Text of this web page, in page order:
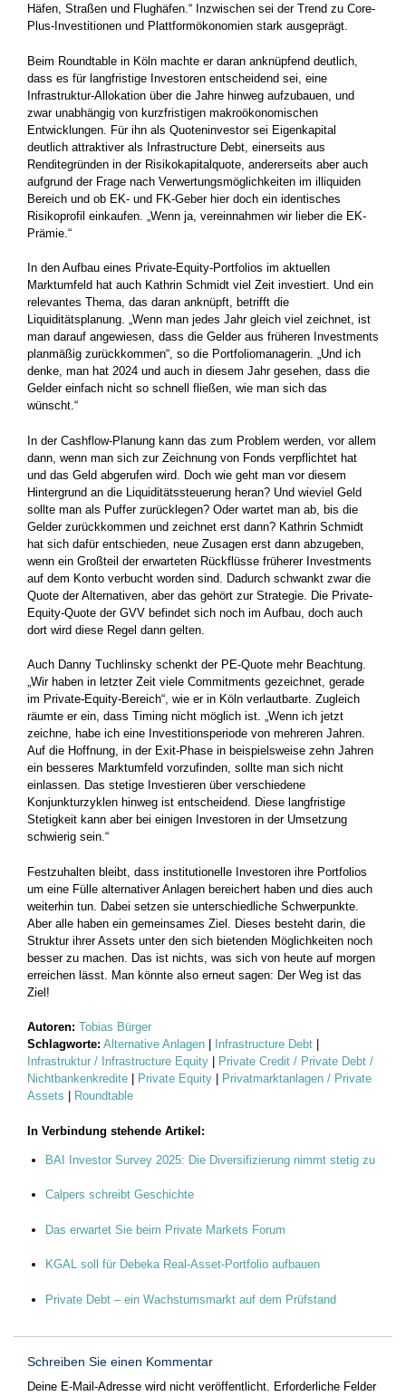
Häfen, Straßen und Flughäfen.“ Inzwischen sei der Trend zu Core-
Plus-Investitionen und Plattformökonomien stark ausgeprägt.
Beim Roundtable in Köln machte er daran anknüpfend deutlich,
dass es für langfristige Investoren entscheidend sei, eine
Infrastruktur-Allokation über die Jahre hinweg aufzubauen, und
zwar unabhängig von kurzfristigen makroökonomischen
Entwicklungen. Für ihn als Quoteninvestor sei Eigenkapital
deutlich attraktiver als Infrastructure Debt, einerseits aus
Renditegründen in der Risikokapitalquote, andererseits aber auch
aufgrund der Frage nach Verwertungsmöglichkeiten im illiquiden
Bereich und ob EK- und FK-Geber hier doch ein identisches
Risikoprofil einkaufen. „Wenn ja, vereinnahmen wir lieber die EK-
Prämie.“
In den Aufbau eines Private-Equity-Portfolios im aktuellen
Marktumfeld hat auch Kathrin Schmidt viel Zeit investiert. Und ein
relevantes Thema, das daran anknüpft, betrifft die
Liquiditätsplanung. „Wenn man jedes Jahr gleich viel zeichnet, ist
man darauf angewiesen, dass die Gelder aus früheren Investments
planmäßig zurückkommen“, so die Portfoliomanagerin. „Und ich
denke, man hat 2024 und auch in diesem Jahr gesehen, dass die
Gelder einfach nicht so schnell fließen, wie man sich das
wünscht.“
In der Cashflow-Planung kann das zum Problem werden, vor allem
dann, wenn man sich zur Zeichnung von Fonds verpflichtet hat
und das Geld abgerufen wird. Doch wie geht man vor diesem
Hintergrund an die Liquiditätssteuerung heran? Und wieviel Geld
sollte man als Puffer zurücklegen? Oder wartet man ab, bis die
Gelder zurückkommen und zeichnet erst dann? Kathrin Schmidt
hat sich dafür entschieden, neue Zusagen erst dann abzugeben,
wenn ein Großteil der erwarteten Rückflüsse früherer Investments
auf dem Konto verbucht worden sind. Dadurch schwankt zwar die
Quote der Alternativen, aber das gehört zur Strategie. Die Private-
Equity-Quote der GVV befindet sich noch im Aufbau, doch auch
dort wird diese Regel dann gelten.
Auch Danny Tuchlinsky schenkt der PE-Quote mehr Beachtung.
„Wir haben in letzter Zeit viele Commitments gezeichnet, gerade
im Private-Equity-Bereich“, wie er in Köln verlautbarte. Zugleich
räumte er ein, dass Timing nicht möglich ist. „Wenn ich jetzt
zeichne, habe ich eine Investitionsperiode von mehreren Jahren.
Auf die Hoffnung, in der Exit-Phase in beispielsweise zehn Jahren
ein besseres Marktumfeld vorzufinden, sollte man sich nicht
einlassen. Das stetige Investieren über verschiedene
Konjunkturzyklen hinweg ist entscheidend. Diese langfristige
Stetigkeit kann aber bei einigen Investoren in der Umsetzung
schwierig sein.“
Festzuhalten bleibt, dass institutionelle Investoren ihre Portfolios
um eine Fülle alternativer Anlagen bereichert haben und dies auch
weiterhin tun. Dabei setzen sie unterschiedliche Schwerpunkte.
Aber alle haben ein gemeinsames Ziel. Dieses besteht darin, die
Struktur ihrer Assets unter den sich bietenden Möglichkeiten noch
besser zu machen. Das ist nichts, was sich von heute auf morgen
erreichen lässt. Man könnte also erneut sagen: Der Weg ist das
Ziel!
Autoren: Tobias Bürger
Schlagworte: Alternative Anlagen Infrastructure Debt
Infrastruktur / Infrastructure Equity
Private Credit / Private Debt /
Nichtbankenkredite
Private Equity
Privatmarktanlagen / Private
Assets
Roundtable
In Verbindung stehende Artikel:
BAI Investor Survey 2025: Die Diversifizierung nimmt stetig zu
Calpers schreibt Geschichte
Das erwartet Sie beim Private Markets Forum
KGAL soll für Debeka Real-Asset-Portfolio aufbauen
Private Debt – ein Wachstumsmarkt auf dem Prüfstand
Schreiben Sie einen Kommentar
Deine E-Mail-Adresse wird nicht veröffentlicht. Erforderliche Felder